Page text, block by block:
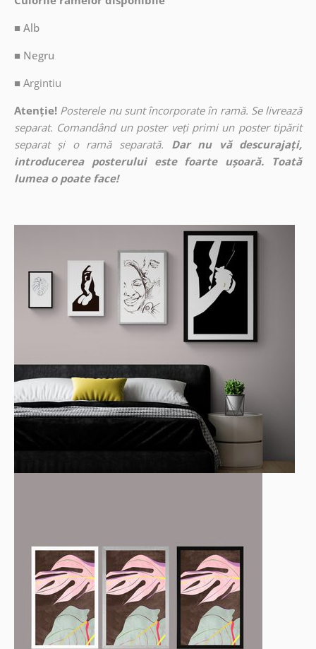
■ Alb
■ Negru
■ Argintiu
Atenție! Posterele nu sunt încorporate în ramă. Se livrează
separat. Comandând un poster veți primi un poster tipărit
separat și o ramă separată.
Dar nu vă descurajați,
introducerea posterului este foarte ușoară. Toată
lumea o poate face!